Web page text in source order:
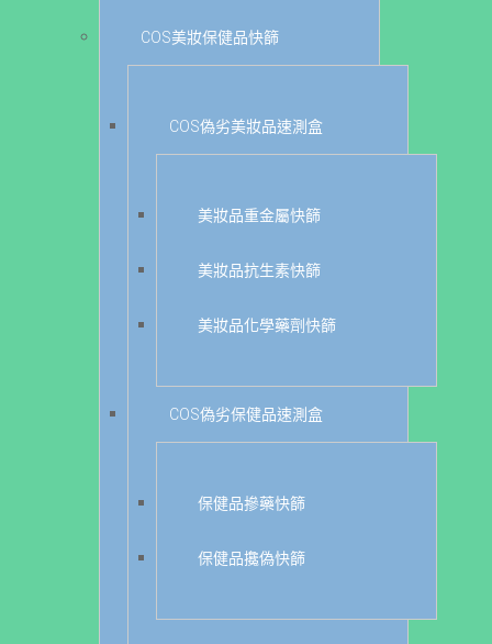
COS美妝保健品快篩
COS偽劣美妝品速測盒
美妝品重金屬快篩
美妝品抗生素快篩
美妝品化學藥劑快篩
COS偽劣保健品速測盒
保健品摻藥快篩
保健品攙偽快篩